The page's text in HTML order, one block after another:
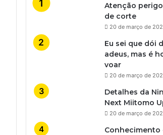
Atenção
de corte
20 de março de
Eu sei que dói
adeus, mas é
voar
20 de março de
Detalhes da
Next Miitomo
20 de março de
Conhecimento